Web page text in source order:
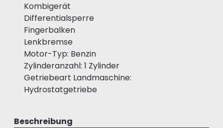
Kombigerät
Differentialsperre
Fingerbalken
Lenkbremse
Motor-Typ: Benzin
Zylinderanzahl: 1 Zylinder
Getriebeart Landmaschine:
Hydrostatgetriebe
Beschreibung